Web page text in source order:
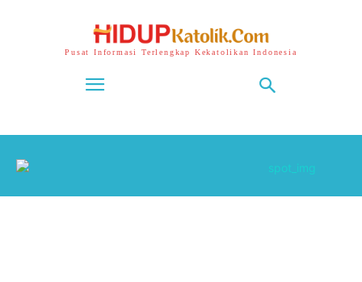
Pusat Informasi Terlengkap Kekatolikan Indonesia